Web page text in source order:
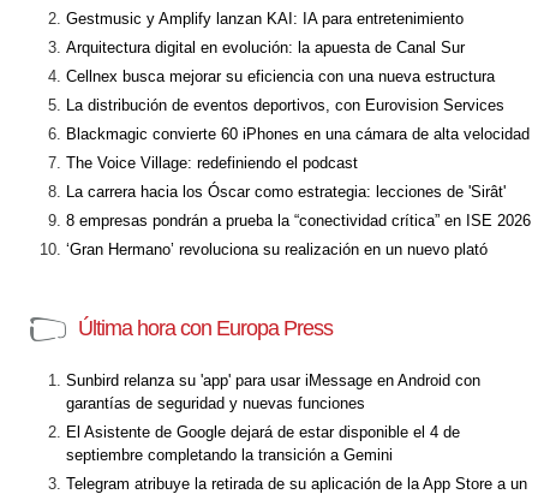
Gestmusic y Amplify lanzan KAI: IA para entretenimiento
Arquitectura digital en evolución: la apuesta de Canal Sur
Cellnex busca mejorar su eficiencia con una nueva estructura
La distribución de eventos deportivos, con Eurovision Services
Blackmagic convierte 60 iPhones en una cámara de alta velocidad
The Voice Village: redefiniendo el podcast
La carrera hacia los Óscar como estrategia: lecciones de 'Sirât'
8 empresas pondrán a prueba la “conectividad crítica” en ISE 2026
‘Gran Hermano’ revoluciona su realización en un nuevo plató
Última hora con Europa Press
Sunbird relanza su 'app' para usar iMessage en Android con
garantías de seguridad y nuevas funciones
El Asistente de Google dejará de estar disponible el 4 de
septiembre completando la transición a Gemini
Telegram atribuye la retirada de su aplicación de la App Store a un